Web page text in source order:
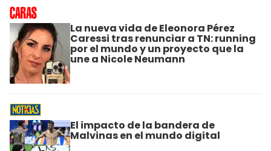
La nueva vida de Eleonora Pérez
Caressi tras renunciar a TN: running
por el mundo y un proyecto que la
une a Nicole Neumann
El impacto de la bandera de
Malvinas en el mundo digital